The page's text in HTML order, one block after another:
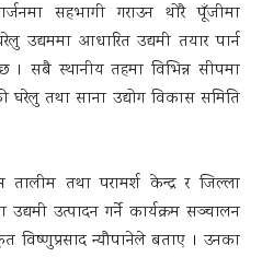
सहभागी गराउन थोरै पूँजीमा
उद्यममा आधारित उद्यमी तयार पार्न
। सबै स्थानीय तहमा विभिन्न सीपमा
तथा साना उद्योग विकास समिति
तथा परामर्श केन्द्र र जिल्ला
उत्पादन गर्ने कार्यक्रम सञ्चालन
विष्णुप्रसाद न्यौपानेले बताए । उनका